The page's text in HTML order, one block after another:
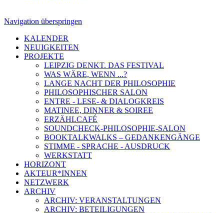
Navigation überspringen
KALENDER
NEUIGKEITEN
PROJEKTE
LEIPZIG DENKT. DAS FESTIVAL
WAS WÄRE, WENN ...?
LANGE NACHT DER PHILOSOPHIE
PHILOSOPHISCHER SALON
ENTRE - LESE- & DIALOGKREIS
MATINEE, DINNER & SOIREE
ERZÄHLCAFÉ
SOUNDCHECK-PHILOSOPHIE-SALON
BOOKTALKWALKS – GEDANKENGÄNGE
STIMME - SPRACHE - AUSDRUCK
WERKSTATT
HORIZONT
AKTEUR*INNEN
NETZWERK
ARCHIV
ARCHIV: VERANSTALTUNGEN
ARCHIV: BETEILIGUNGEN